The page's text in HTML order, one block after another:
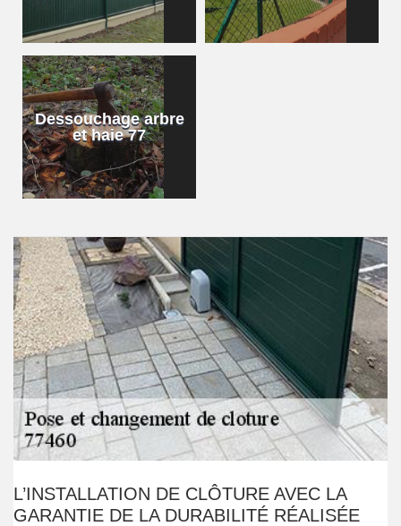
Dessouchage arbre
et haie 77
L’INSTALLATION DE CLÔTURE AVEC LA
GARANTIE DE LA DURABILITÉ RÉALISÉE